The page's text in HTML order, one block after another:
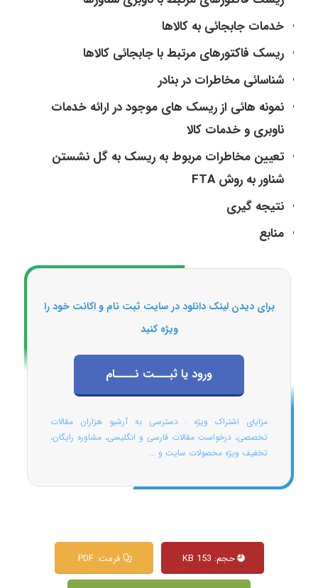
خدمات جابجائی به کالاها
ریسک فاکتورهای مرتبط با جابجائی کالاها
شناسائی مخاطرات در بنادر
نمونه هائی از ریسک های موجود در ارائه خدمات
ناوبری و خدمات کالا
تعیین مخاطرات مربوط به ریسک به گل نشستن
شناور به روش FTA
نتیجه گیری
منابع
برای دیدن لینک دانلود در سایت ثبت نام و اکانت خود را
ویژه کنید
ورود یا ثبـــت نــــام
مزایای اشتراک ویژه : دسترسی به آرشیو هزاران مقالات
تخصصی، درخواست مقالات فارسی و انگلیسی، مشاوره رایگان،
تخفیف ویژه محصولات سایت و ...
حجم: 153 KB فرمت: PDF